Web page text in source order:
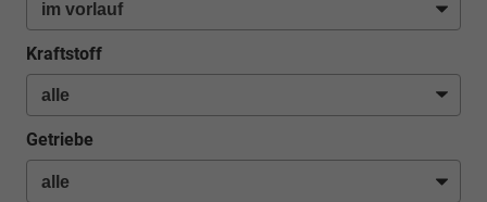
Kraftstoff
Getriebe